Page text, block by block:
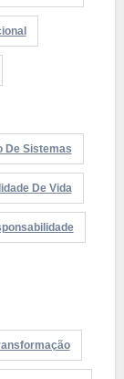
De Sistemas
De Vida